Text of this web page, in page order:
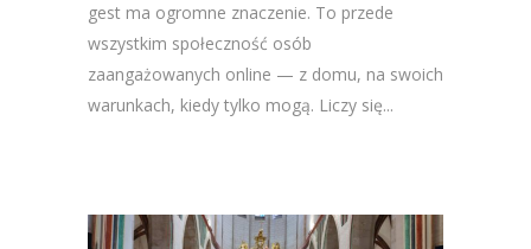
gest ma ogromne znaczenie. To przede
wszystkim społeczność osób
zaangażowanych online — z domu, na swoich
warunkach, kiedy tylko mogą. Liczy się...